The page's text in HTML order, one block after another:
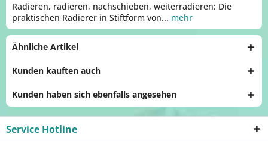
Radieren, radieren, nachschieben, weiterradieren: Die
praktischen Radierer in Stiftform von... mehr
Ähnliche Artikel
Kunden kauften auch
Kunden haben sich ebenfalls angesehen
Service Hotline